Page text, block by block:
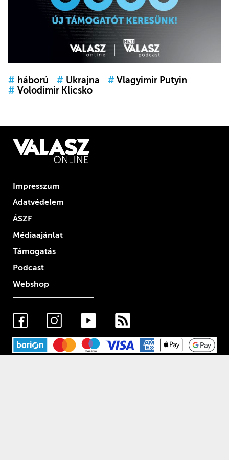
# háború # Ukrajna # Vlagyimir Putyin
# Volodimir Klicsko
Impresszum
Adatvédelem
ÁSZF
Médiaajánlat
Támogatás
Podcast
Webshop